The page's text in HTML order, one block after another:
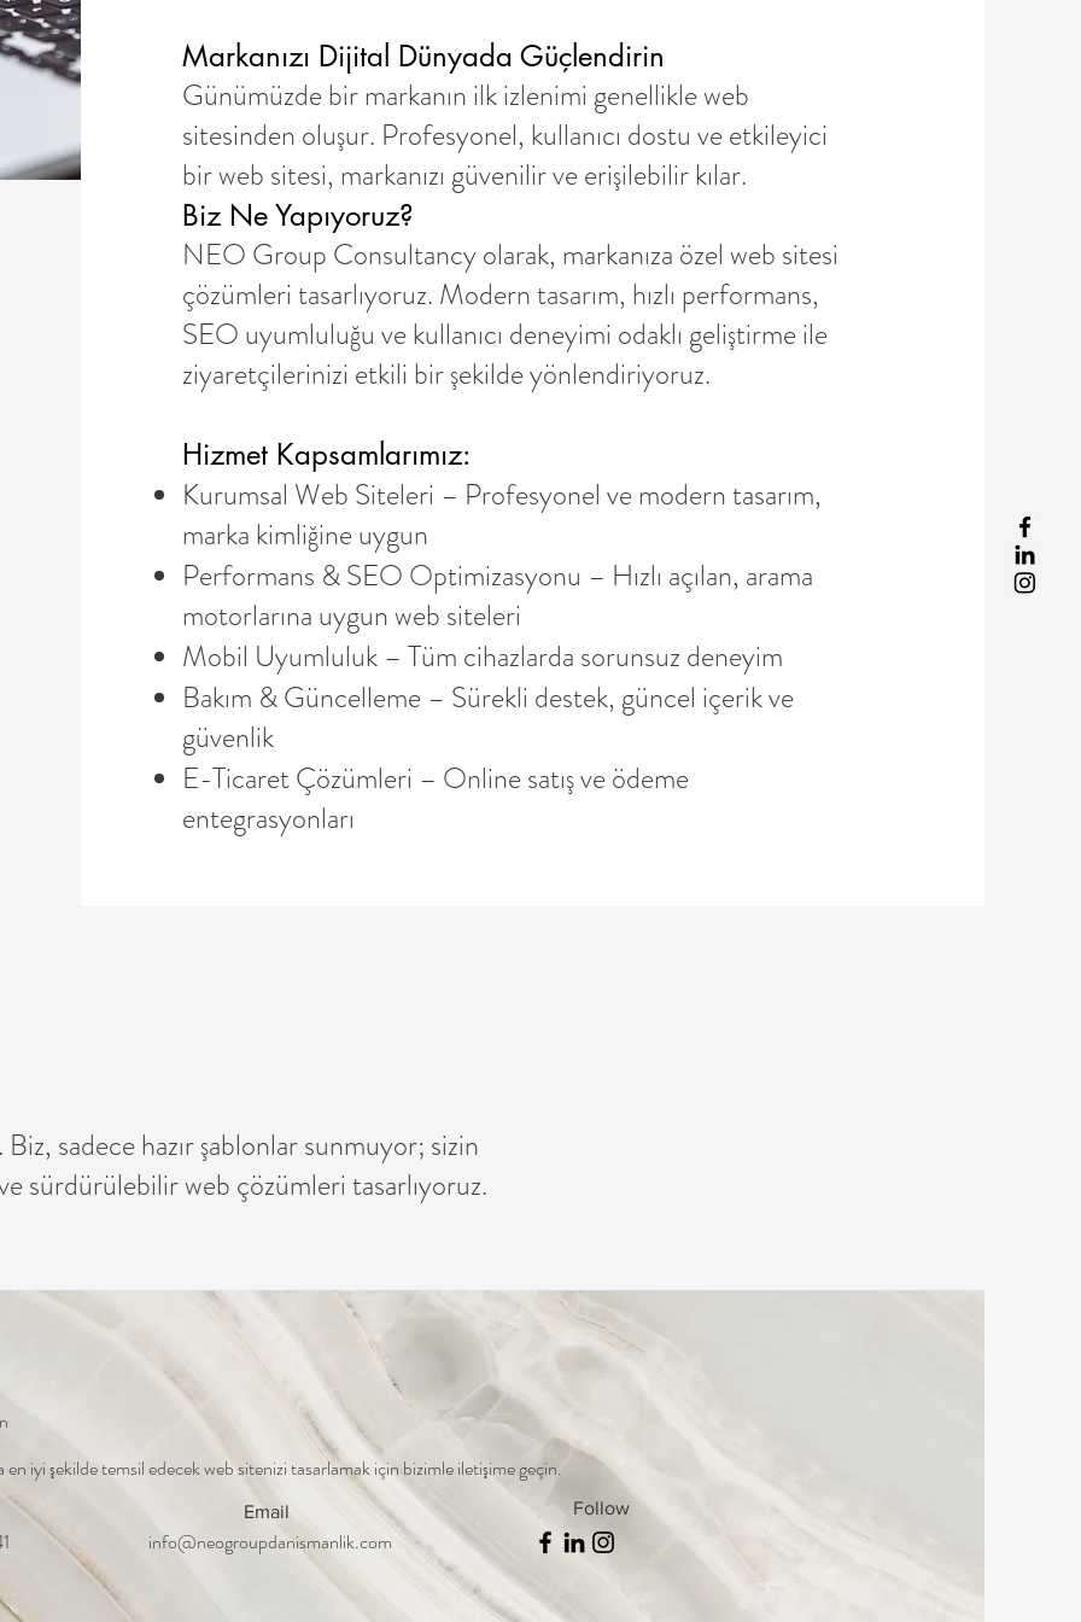
Markanızı Dijital Dünyada Güçlendirin
Günümüzde bir markanın ilk izlenimi genellikle web
sitesinden oluşur. Profesyonel, kullanıcı dostu ve etkileyici
bir web sitesi, markanızı güvenilir ve erişilebilir kılar.
Biz Ne Yapıyoruz?
NEO Group Consultancy olarak, markanıza özel web sitesi
çözümleri tasarlıyoruz. Modern tasarım, hızlı performans,
SEO uyumluluğu ve kullanıcı deneyimi odaklı geliştirme ile
ziyaretçilerinizi etkili bir şekilde yönlendiriyoruz.
Hizmet Kapsamlarımız:
Kurumsal Web Siteleri – Profesyonel ve modern tasarım,
marka kimliğine uygun
Performans & SEO Optimizasyonu – Hızlı açılan, arama
motorlarına uygun web siteleri
Mobil Uyumluluk – Tüm cihazlarda sorunsuz deneyim
Bakım & Güncelleme – Sürekli destek, güncel içerik ve
güvenlik
E-Ticaret Çözümleri – Online satış ve ödeme
entegrasyonları
sadece hazır şablonlar sunmuyor; sizin
sürdürülebilir web çözümleri tasarlıyoruz.
en iyi şekilde temsil edecek web sitenizi tasarlamak için bizimle iletişime geçin.
Email
info@neogroupdanismanlik.com
Follow